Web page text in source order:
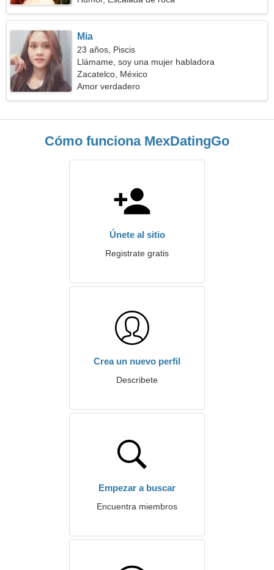
Mia
23 años, Piscis
Llámame, soy una mujer habladora
Zacatelco, México
Amor verdadero
Cómo funciona MexDatingGo
Únete al sitio
Registrate gratis
Crea un nuevo perfil
Describete
Empezar a buscar
Encuentra miembros